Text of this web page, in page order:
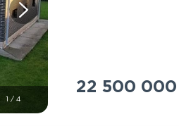
/4
22 500 000